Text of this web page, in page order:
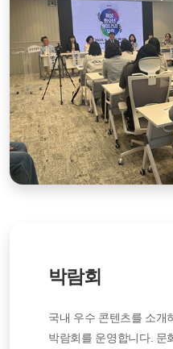
박람회
국내 우수 콘텐츠를 소개
박람회를 운영합니다. 문